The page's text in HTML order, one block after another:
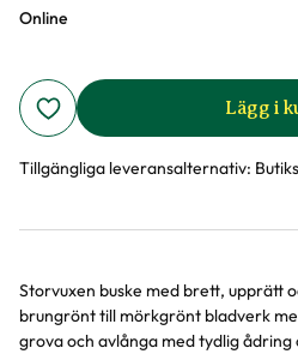
Online
Lägg i
Tillgängliga leveransalternativ:
Storvuxen buske med brett, upprätt
brungrönt till mörkgrönt bladverk
grova och avlånga med tydlig